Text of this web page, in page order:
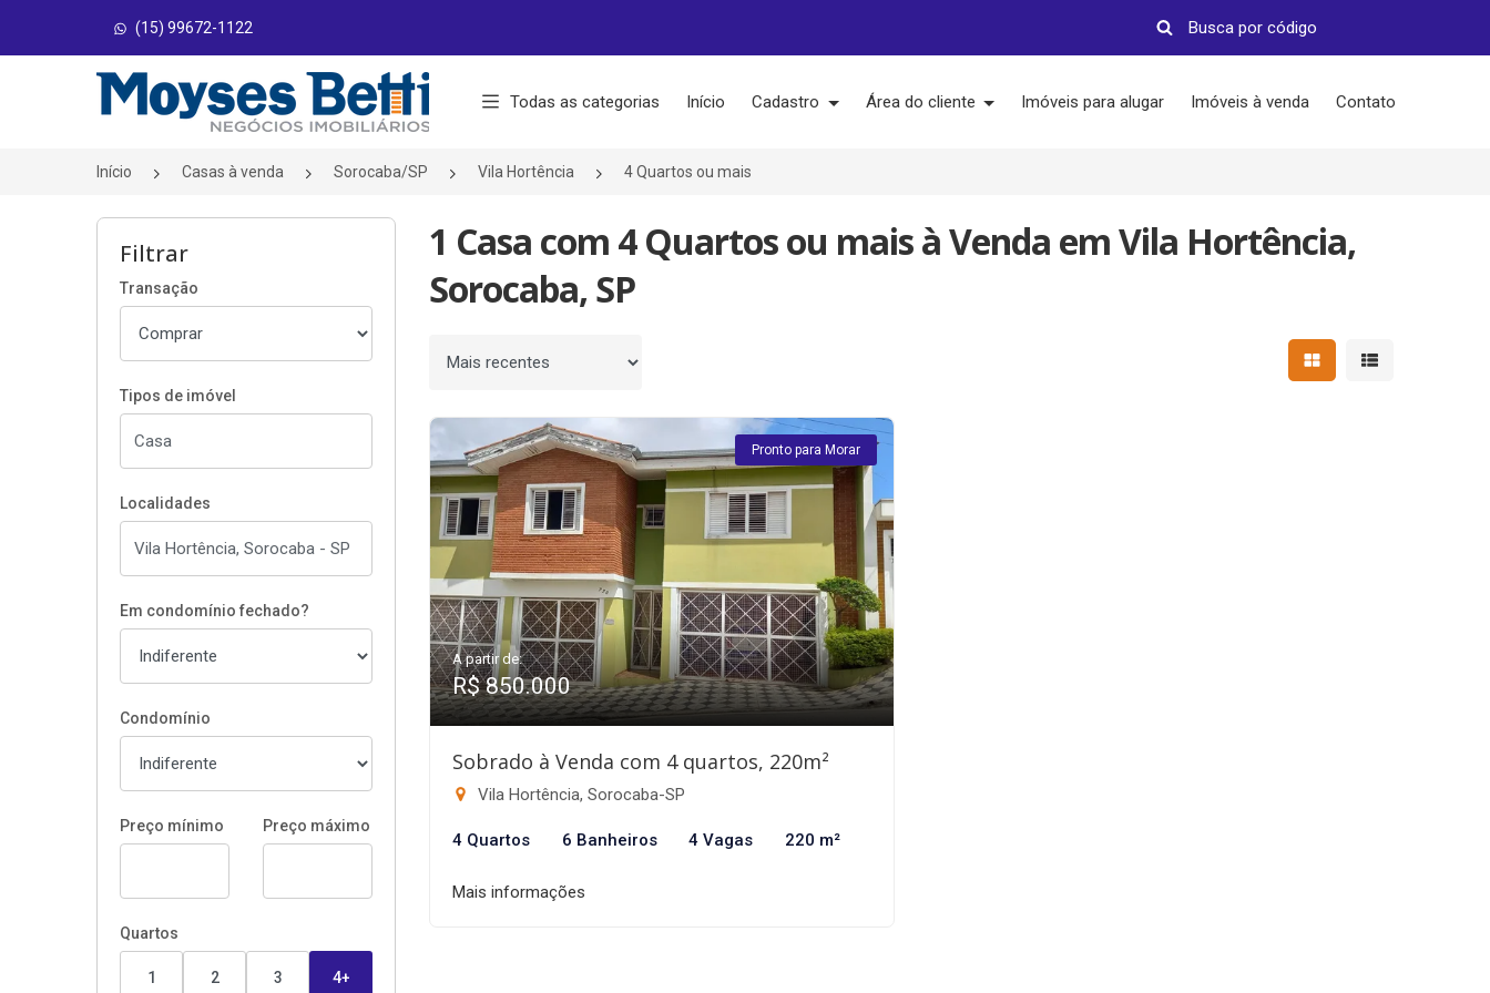
(15) 99672-1122
Página inicial Todas as categorias Início Cadastro Área do cliente Imóveis para alugar Imóveis à venda Contato
Início Casas à venda Sorocaba/SP Vila Hortência 4 Quartos ou mais
Filtrar
Transação
Tipos de imóvel
Localidades
Em condomínio fechado?
Condomínio
Preço mínimo Preço máximo
Quartos
1 2 3 4+
1 Casa com 4 Quartos ou mais à Venda em Vila Hortência,
Sorocaba, SP
Ordenar por Mostrar resultados em
Mostrar
Pronto para Morar
A partir de:
R$ 850.000
Sobrado à Venda com 4 quartos, 220m²
Vila Hortência, Sorocaba-SP
4 Quartos 6 Banheiros 4 Vagas 220 m²
Mais informações